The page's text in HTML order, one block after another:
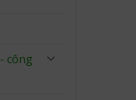
công